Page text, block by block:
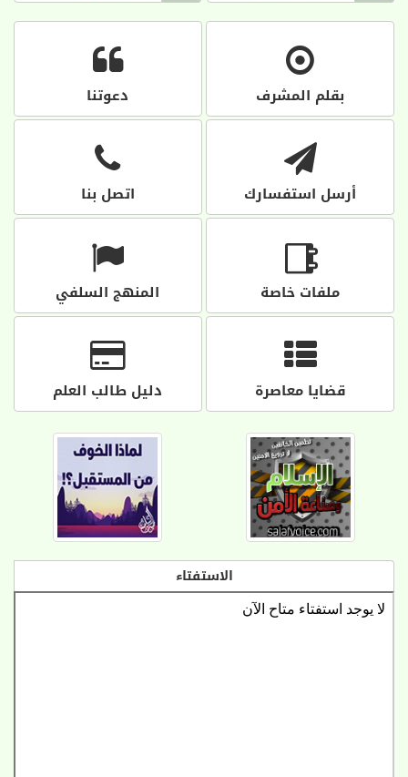
بقلم المشرف دعوتنا
أرسل استفسارك اتصل بنا
ملفات خاصة المنهج السلفي
قضايا معاصرة دليل طالب العلم
الاستفتاء